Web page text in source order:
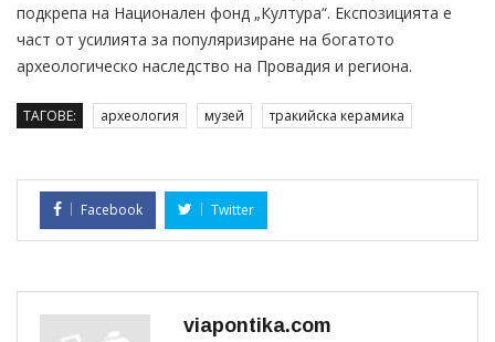
подкрепа на Национален фонд „Култура“. Експозицията е
част от усилията за популяризиране на богатото
археологическо наследство на Провадия и региона.
ТАГОВЕ: археология музей тракийска керамика
Facebook Twitter
viapontika.com